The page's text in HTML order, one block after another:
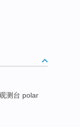
测台 polar